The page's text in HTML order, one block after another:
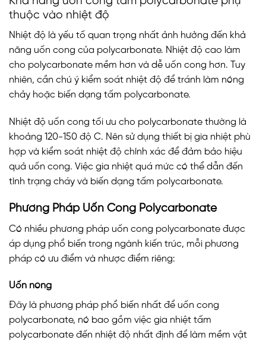
thuộc vào nhiệt độ
Nhiệt độ là yếu tố quan trọng nhất ảnh hưởng đến khả
năng uốn cong của polycarbonate. Nhiệt độ cao làm
cho polycarbonate mềm hơn và dễ uốn cong hơn. Tuy
nhiên, cần chú ý kiểm soát nhiệt độ để tránh làm nóng
chảy hoặc biến dạng tấm polycarbonate.
Nhiệt độ uốn cong tối ưu cho polycarbonate thường là
khoảng 120-150 độ C. Nên sử dụng thiết bị gia nhiệt phù
hợp và kiểm soát nhiệt độ chính xác để đảm bảo hiệu
quả uốn cong. Việc gia nhiệt quá mức có thể dẫn đến
tình trạng cháy và biến dạng tấm polycarbonate.
Phương Pháp Uốn Cong Polycarbonate
Có nhiều phương pháp uốn cong polycarbonate được
áp dụng phổ biến trong ngành kiến trúc, mỗi phương
pháp có ưu điểm và nhược điểm riêng:
Uốn nóng
Đây là phương pháp phổ biến nhất để uốn cong
polycarbonate, nó bao gồm việc gia nhiệt tấm
polycarbonate đến nhiệt độ nhất định để làm mềm vật